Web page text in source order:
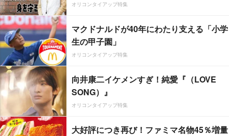
オリコンタイアップ特集
マクドナルドが40年にわたり支える「小学
生の甲子園」
オリコンタイアップ特集
向井康二イケメンすぎ！純愛『（LOVE
SONG）』
オリコンタイアップ特集
大好評につき再び！ファミマ名物45％増量